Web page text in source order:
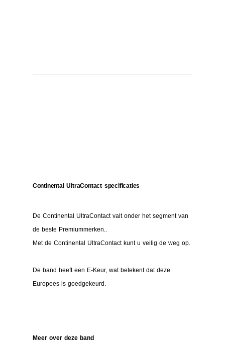
Continental UltraContact specificaties
De Continental UltraContact valt onder het segment van
de beste Premiummerken..
Met de Continental UltraContact kunt u veilig de weg op.
De band heeft een E-Keur, wat betekent dat deze
Europees is goedgekeurd.
Meer over deze band